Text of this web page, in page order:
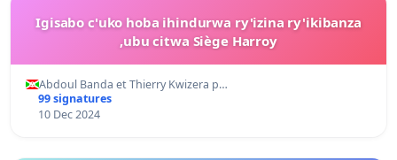
Igisabo c'uko hoba ihindurwa ry'izina ry'ikibanza
,ubu citwa Siège Harroy
Abdoul Banda et Thierry Kwizera p…
99 signatures
10 Dec 2024